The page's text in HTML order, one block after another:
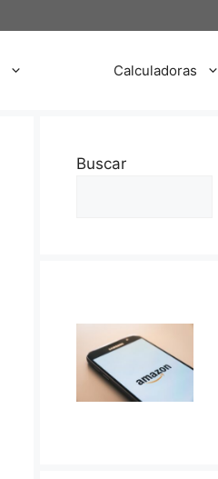
Calculadoras
Buscar